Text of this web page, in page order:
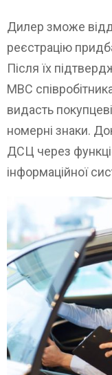
Дилер зможе
реєстрацію
Після їх
МВС
видасть
номерні знаки.
ДСЦ через
інформаційної